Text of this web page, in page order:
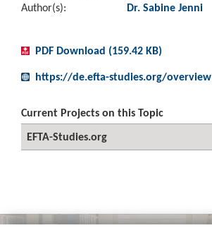
Author(s):
Dr. Sabine Jenni
PDF Download (159.42 KB)
https://de.efta-studies.org/overview
Current Projects on this Topic
EFTA-Studies.org